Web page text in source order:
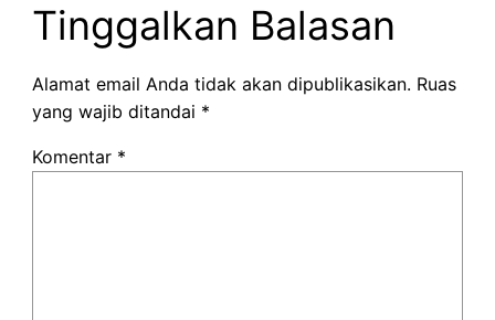
Tinggalkan Balasan
Alamat email Anda tidak akan dipublikasikan. Ruas
yang wajib ditandai *
Komentar *